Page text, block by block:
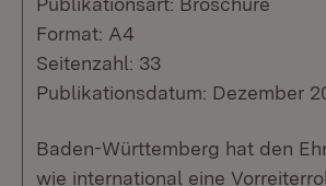
Format: A4
Seitenzahl: 33
Publikationsdatum: Dezember
Baden-Württemberg hat den
wie international eine